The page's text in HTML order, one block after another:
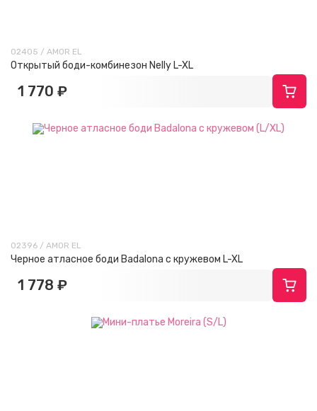
02405 / AMOR EL
Открытый боди-комбинезон Nelly L-XL
1 770 ₽
02396 / AMOR EL
Черное атласное боди Badalona с кружевом L-XL
1 778 ₽